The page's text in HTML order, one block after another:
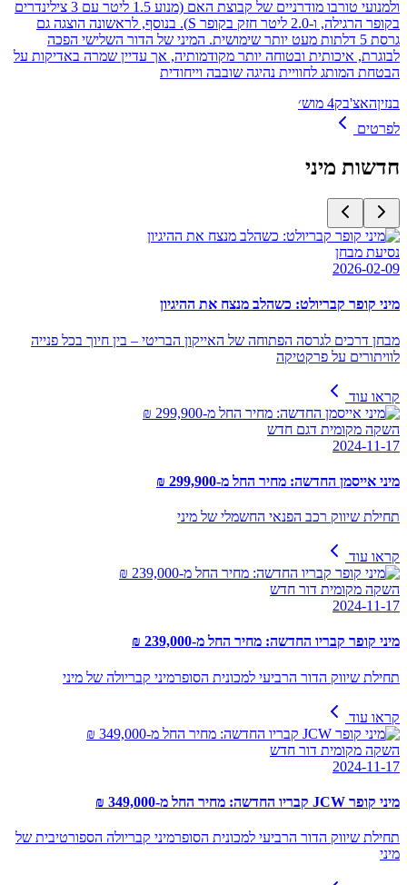
ולמנועי טורבו מודרניים של קבוצת האם (מנוע 1.5 ליטר עם 3 צילינדרים
בקופר הרגילה, ו-2.0 ליטר חזק בקופר S). בנוסף, לראשונה הוצגה גם
גרסת 5 דלתות מעט יותר שימושית. המיני של הדור השלישי הפכה
לבוגרת, איכותית ובטוחה יותר מקודמותיה, אך עדיין שמרה באדיקות על
הבטחת המותג לחוויית נהיגה שובבה וייחודית
בנזיןהאצ'בק4 מוש׳
לפרטים
חדשות מיני
נסיעת מבחן
2026-02-09
מיני קופר קבריולט: כשהלב מנצח את ההיגיון
מבחן דרכים לגרסה הפתוחה של האייקון הבריטי – בין חיוך בכל פנייה
לוויתורים על פרקטיקה
קראו עוד
השקה מקומית דגם חדש
2024-11-17
מיני אייסמן החדשה: מחיר החל מ-299,900 ₪
תחילת שיווק רכב הפנאי החשמלי של מיני
קראו עוד
השקה מקומית דור חדש
2024-11-17
מיני קופר קבריו החדשה: מחיר החל מ-239,000 ₪
תחילת שיווק הדור הרביעי למכונית הסופרמיני קבריולה של מיני
קראו עוד
השקה מקומית דור חדש
2024-11-17
מיני קופר JCW קבריו החדשה: מחיר החל מ-349,000 ₪
תחילת שיווק הדור הרביעי למכונית הסופרמיני קבריולה הספורטיבית של
מיני